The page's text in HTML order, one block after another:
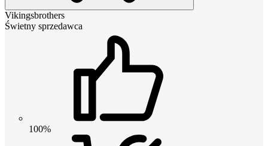
Vikingsbrothers
Świetny sprzedawca
100%